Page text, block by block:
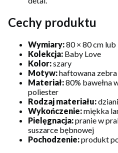
Cechy produktu
Wymiary:80 × 80 cm
Kolekcja: Baby Love
Kolor:szary
Motyw:haftowana zebra
Materiał:80% bawełna
poliester
Rodzaj materiału:
Wykończenie:miękka
Pielęgnacja:pranie w
suszarce bębnowej
Pochodzenie:produkt